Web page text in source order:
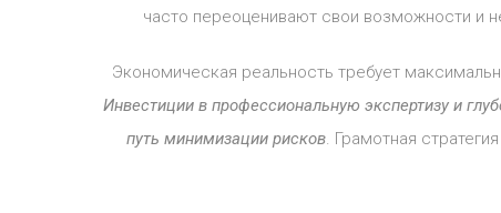
часто переоценивают свои возможности и
Экономическая реальность требует
Инвестиции в профессиональную экспертизу и
путь минимизации рисков. Грамотная